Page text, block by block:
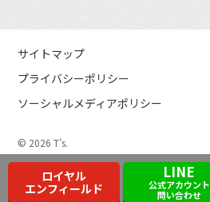
サイトマップ
プライバシーポリシー
ソーシャルメディアポリシー
© 2026 T’s.
ロイヤル
エンフィールド
LINE
公式アカウント
問い合わせ